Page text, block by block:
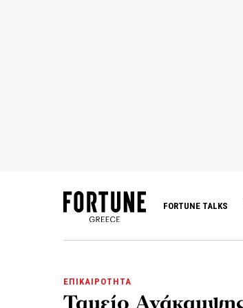
FORTUNE TALKS
ΕΠΙΚΑΙΡΟΤΗΤΑ